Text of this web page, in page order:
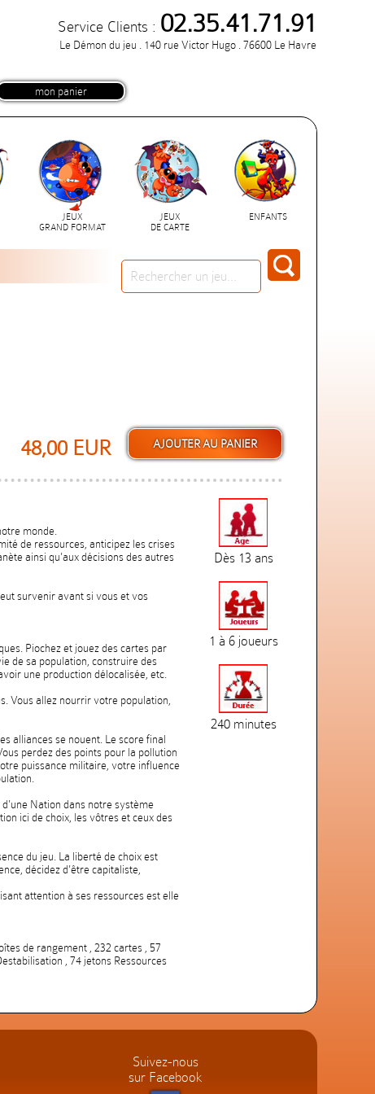
Service Clients : 02.35.41.71.91
Le Démon du jeu . 140 rue Victor Hugo . 76600 Le Havre
mon panier
JEUX
GRAND FORMAT
JEUX
DE CARTE
ENFANTS
48,00 EUR
monde.
de ressources, anticipez les crises
ainsi qu'aux décisions des autres
survenir avant si vous et vos
Piochez et jouez des cartes par
de sa population, construire des
une production délocalisée, etc.
Vous allez nourrir votre population,
alliances se nouent. Le score final
perdez des points pour la pollution
puissance militaire, votre influence
Nation dans notre système
ici de choix, les vôtres et ceux des
du jeu. La liberté de choix est
décidez d'être capitaliste,
attention à ses ressources est elle
de rangement , 232 cartes , 57
, 74 jetons Ressources
Dès 13 ans
1 à 6 joueurs
240 minutes
Suivez-nous
sur Facebook